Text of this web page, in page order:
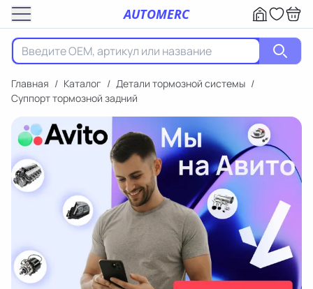
AUTOMERC
Главная / Каталог / Детали тормозной системы /
Суппорт тормозной задний